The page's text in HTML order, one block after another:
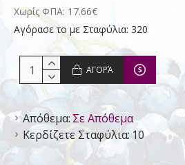
Απόθεμα: Σε Απόθεμα
Κερδίζετε Σταφύλια: 10
Χωρίς ΦΠΑ: 17.66€
Αγόρασε το με Σταφύλια: 320
ΑΓΟΡΆ